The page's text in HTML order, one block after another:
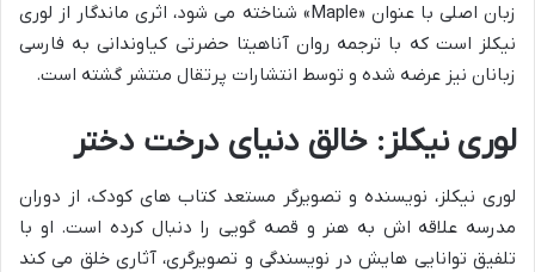
زبان اصلی با عنوان «Maple» شناخته می شود، اثری ماندگار از لوری
نیکلز است که با ترجمه روان آناهیتا حضرتی کیاوندانی به فارسی
زبانان نیز عرضه شده و توسط انتشارات پرتقال منتشر گشته است.
لوری نیکلز: خالق دنیای درخت دختر
لوری نیکلز، نویسنده و تصویرگر مستعد کتاب های کودک، از دوران
مدرسه علاقه اش به هنر و قصه گویی را دنبال کرده است. او با
تلفیق توانایی هایش در نویسندگی و تصویرگری، آثاری خلق می کند